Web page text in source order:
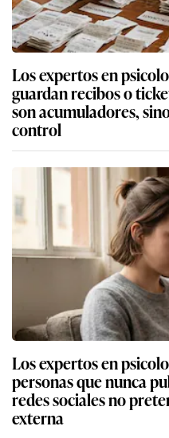
Los expertos en
guardan recibos o
son acumuladores,
control
Los expertos en
personas que nunca
redes sociales no
externa